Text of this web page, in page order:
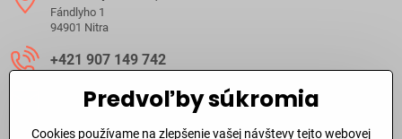
Fándlyho 1
94901 Nitra
+421 907 149 742
ibite​@ibite​.sk
Predvoľby súkromia
Cookies používame na zlepšenie vašej návštevy tejto webovej